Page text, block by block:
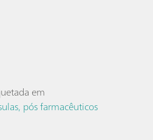
em
pós farmacêuticos